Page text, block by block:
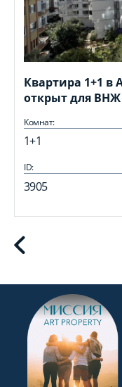
Квартира 1+1 в
открыт для ВНЖ
Комнат:
1+1
ID:
3905